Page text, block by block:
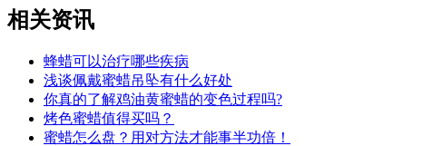
相关资讯
蜂蜡可以治疗哪些疾病
浅谈佩戴蜜蜡吊坠有什么好处
你真的了解鸡油黄蜜蜡的变色过程吗?
烤色蜜蜡值得买吗？
蜜蜡怎么盘？用对方法才能事半功倍！